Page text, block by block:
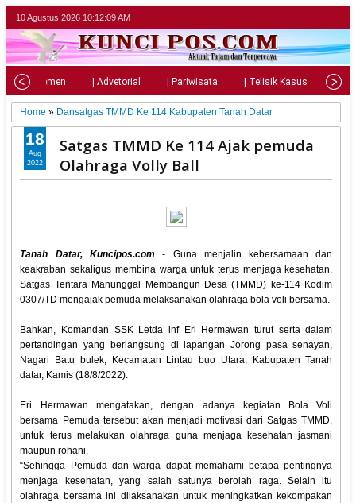
10 Agustus 2026 10:12:10 AM
| Parlemen | Advetorial | Pariwisata | Telisik Kasus |
Home » Dansatgas TMMD Ke 114 Kabupaten Tanah Datar
Satgas TMMD Ke 114 Ajak pemuda
Olahraga Volly Ball
Tanah Datar, Kuncipos.com- Guna menjalin kebersamaan dan
keakraban sekaligus membina warga untuk terus menjaga kesehatan,
Satgas Tentara Manunggal Membangun Desa (TMMD) ke-114 Kodim
0307/TD mengajak pemuda melaksanakan olahraga bola voli bersama.
Bahkan, Komandan SSK Letda lnf Eri Hermawan turut serta dalam
pertandingan yang berlangsung di lapangan Jorong pasa senayan,
Nagari Batu bulek, Kecamatan Lintau buo Utara, Kabupaten Tanah
datar, Kamis (18/8/2022).
Eri Hermawan mengatakan, dengan adanya kegiatan Bola Voli
bersama Pemuda tersebut akan menjadi motivasi dari Satgas TMMD,
untuk terus melakukan olahraga guna menjaga kesehatan jasmani
maupun rohani.
“Sehingga Pemuda dan warga dapat memahami betapa pentingnya
menjaga kesehatan, yang salah satunya berolah raga. Selain itu
olahraga bersama ini dilaksanakan untuk meningkatkan kekompakan
18
Aug
2022